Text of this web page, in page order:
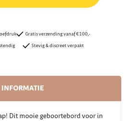
Gratis verzending vanaf €100,-
Stevig & discreet verpakt
INFORMATIE
Dit mooie geboortebord voor in